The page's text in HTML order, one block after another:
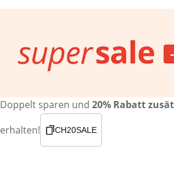
Doppelt sparen und 20% Rabatt
erhalten!
CH20SALE